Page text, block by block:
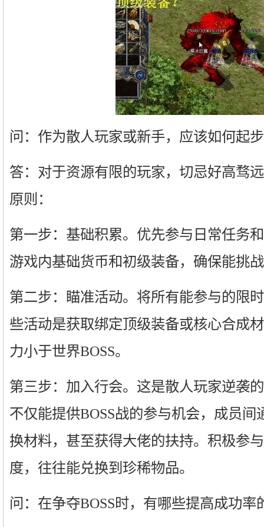
问：作为散人玩家或新手，应该如何起
答：对于资源有限的玩家，切忌好高骛
原则：
第一步：基础积累。优先参与日常任务
游戏内基础货币和初级装备，确保能挑
第二步：瞄准活动。将所有能参与的限
些活动是获取绑定顶级装备或核心合成
力小于世界BOSS。
第三步：加入行会。这是散人玩家逆袭
不仅能提供BOSS战的参与机会，成员
换材料，甚至获得大佬的扶持。积极参
度，往往能兑换到珍稀物品。
问：在争夺BOSS时，有哪些提高成功率